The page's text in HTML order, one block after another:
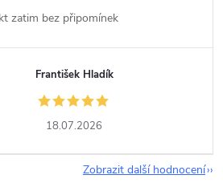
zatim bez připomínek
František Hladík
18.07.2026
Zobrazit další hodnocení